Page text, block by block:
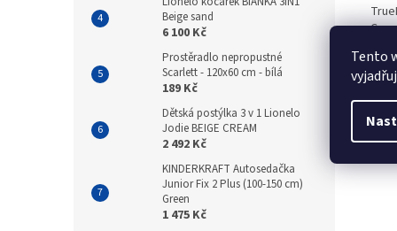
Tento
Beige sand
6 100 Kč
Prostěradlo nepropustné
Scarlett - 120x60 cm - bílá
189 Kč
Dětská postýlka 3 v 1 Lionelo
Jodie BEIGE CREAM
2 492 Kč
KINDERKRAFT Autosedačka
Junior Fix 2 Plus (100-150 cm)
Green
1 475 Kč
po 3